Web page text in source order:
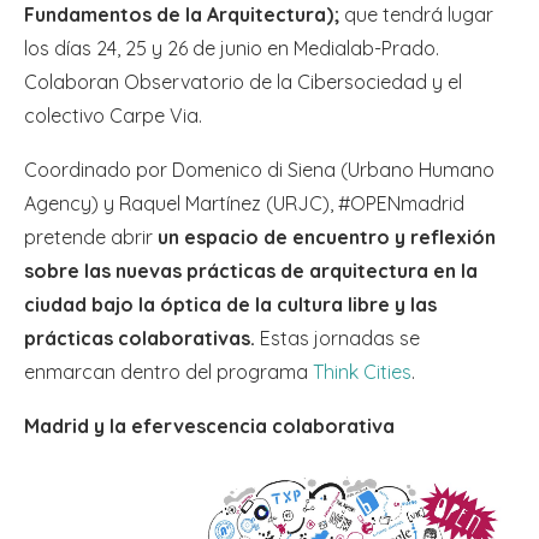
Fundamentos de la Arquitectura); que tendrá lugar
los días 24, 25 y 26 de junio en Medialab-Prado.
Colaboran Observatorio de la Cibersociedad y el
colectivo Carpe Via.
Coordinado por Domenico di Siena (Urbano Humano
Agency) y Raquel Martínez (URJC), #OPENmadrid
pretende abrir un espacio de encuentro y reflexión
sobre las nuevas prácticas de arquitectura en la
ciudad bajo la óptica de la cultura libre y las
prácticas colaborativas. Estas jornadas se
enmarcan dentro del programa Think Cities.
Madrid y la efervescencia colaborativa